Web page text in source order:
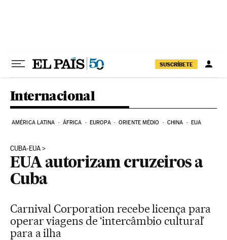
SUSCRÍBETE
Internacional
AMÉRICA LATINA ÁFRICA EUROPA ORIENTE MÉDIO CHINA EUA
CUBA-EUA
EUA autorizam cruzeiros a
Cuba
Carnival Corporation recebe licença para
operar viagens de ‘intercâmbio cultural’
para a ilha